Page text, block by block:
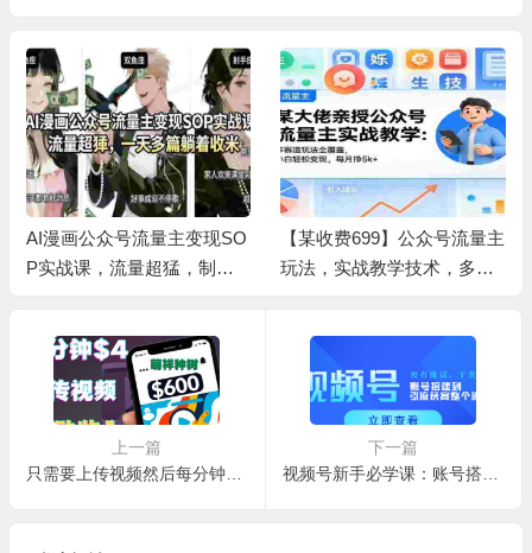
AI漫画公众号流量主变现SO
P实战课，流量超猛，制作
【某收费699】公众号流量主
玩法，实战教学技术，多赛
上一篇
只需要上传视频然后每分钟赚4美元项目：详细操作步骤，新手也可操作
下一篇